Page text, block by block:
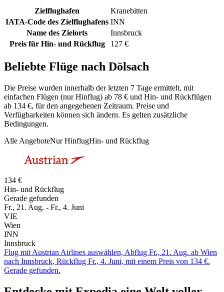
Zielflughafen
Kranebitten
IATA-Code des Zielflughafens INN
Name des Zielorts
Innsbruck
Preis für Hin- und Rückflug
127 €
Beliebte Flüge nach Dölsach
Die Preise wurden innerhalb der letzten 7 Tage ermittelt, mit
einfachen Flügen (nur Hinflug) ab 78 € und Hin- und Rückflügen
ab 134 €, für den angegebenen Zeitraum. Preise und
Verfügbarkeiten können sich ändern. Es gelten zusätzliche
Bedingungen.
Alle AngeboteNur HinflugHin- und Rückflug
134 €
Hin- und Rückflug
Gerade gefunden
Fr., 21. Aug. - Fr., 4. Juni
VIE
Wien
INN
Innsbruck
Flug mit Austrian Airlines auswählen, Abflug Fr., 21. Aug. ab Wien
nach Innsbruck, Rückflug Fr., 4. Juni, mit einem Preis von 134 €.
Gerade gefunden.